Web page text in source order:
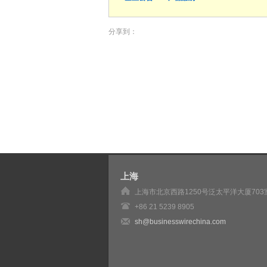
分享到：
上海
上海市北京西路1250号泛太平洋大厦703
+86 21 5239 8905
sh@businesswirechina.com